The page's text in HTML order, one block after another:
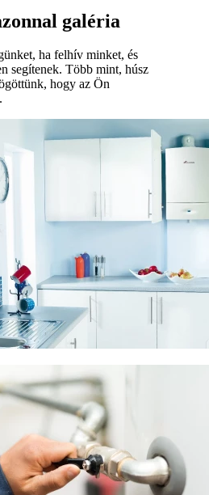
galéria
ha felhív minket, és
segítenek. Több mint, húsz
hogy az Ön